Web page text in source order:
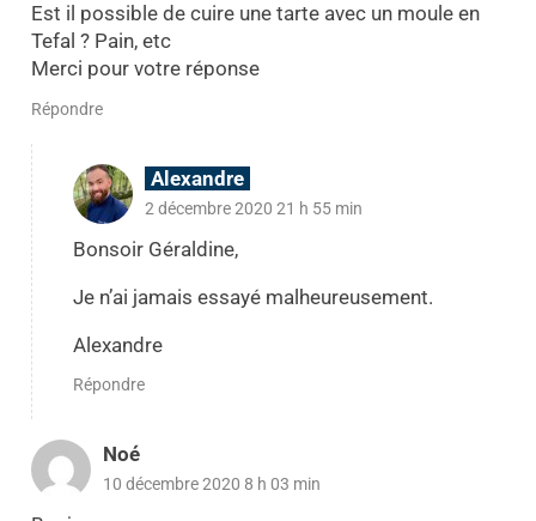
Est il possible de cuire une tarte avec un moule en
Tefal ? Pain, etc
Merci pour votre réponse
Répondre
Alexandre
2 décembre 2020 21 h 55 min
Bonsoir Géraldine,
Je n’ai jamais essayé malheureusement.
Alexandre
Répondre
Noé
10 décembre 2020 8 h 03 min